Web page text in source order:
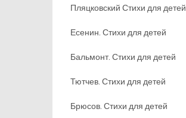
Пляцковский Стихи для детей
Есенин. Стихи для детей
Бальмонт. Стихи для детей
Тютчев. Стихи для детей
Брюсов. Стихи для детей